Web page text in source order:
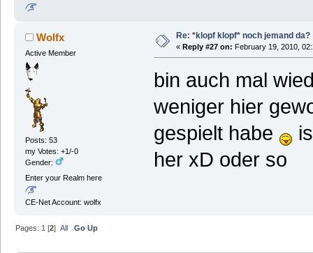
Wolfx
Active Member
Posts: 53
my Votes: +1/-0
Gender:
Enter your Realm here
CE-Net Account: wolfx
Re: *klopf klopf* noch jemand da?
« Reply #27 on: February 19, 2010,
bin auch mal
weniger hier
gespielt habe
her xD oder so
Pages: 1 [2]All Go Up